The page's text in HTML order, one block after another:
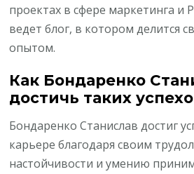
проектах в сфере маркетинга и
ведет блог, в котором делится
опытом.
Как Бондаренко
достичь таких
Бондаренко Станислав достиг
карьере благодаря своим
настойчивости и умению